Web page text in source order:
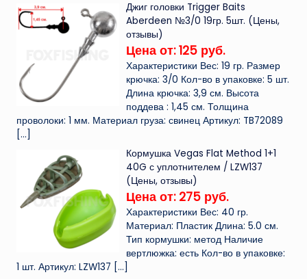
Джиг головки Trigger Baits
Aberdeen №3/0 19гр. 5шт. (Цены,
отзывы)
Цена от: 125 руб.
Характеристики Вес: 19 гр. Размер
крючка: 3/0 Кол-во в упаковке: 5 шт.
Длина крючка: 3,9 см. Высота
поддева : 1,45 см. Толщина
проволоки: 1 мм. Материал груза: свинец Артикул: TB72089
[…]
Кормушка Vegas Flat Method 1+1
40G с уплотнителем / LZW137
(Цены, отзывы)
Цена от: 275 руб.
Характеристики Вес: 40 гр.
Материал: Пластик Длина: 5.0 см.
Тип кормушки: метод Наличие
вертлюжка: есть Кол-во в упаковке:
1 шт. Артикул: LZW137 […]